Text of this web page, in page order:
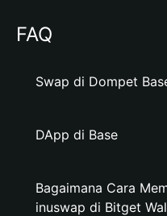
FAQ
Swap di Dompet
DApp di Base
Bagaimana Cara
inuswap di Bitget